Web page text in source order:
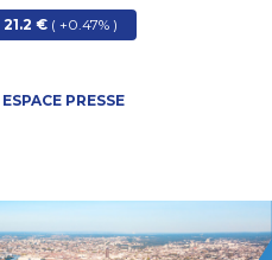
21.2 € ( +0.47% )
ESPACE PRESSE